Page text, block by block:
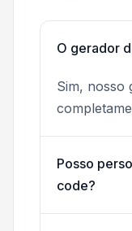
O gerador
Sim, nosso
Posso
code?